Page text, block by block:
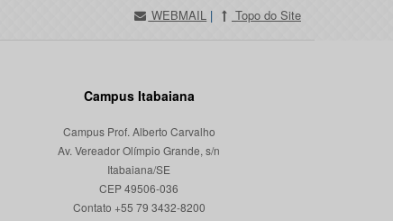
WEBMAIL | Topo do Site
Campus Itabaiana
Campus Prof. Alberto Carvalho
Av. Vereador Olímpio Grande, s/n
Itabaiana/SE
CEP 49506-036